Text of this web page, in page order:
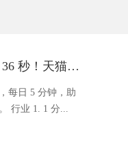
商业资讯速递 | 1 分 36 秒！天猫双 11 成交量破百亿
每日 5 分钟，助
行业 1. 1 分...